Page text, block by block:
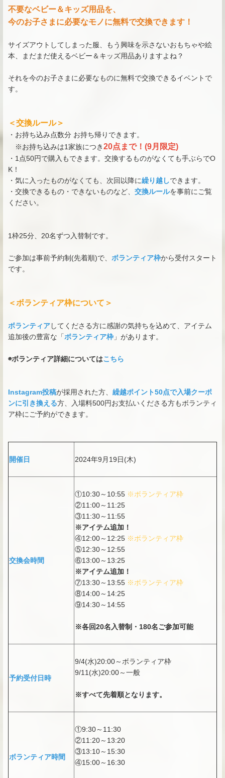
不要なベビー＆キッズ用品を、
今のお子さまに必要なモノに無料で交換できます！
サイズアウトしてしまった服、もう興味を示さないおもちゃや絵
本、まだまだ使えるベビー＆キッズ用品ありますよね？
それを今のお子さまに必要なものに無料で交換できるイベントで
す。
＜交換ルール＞
・お持ち込み点数分 お持ち帰りできます。
※お持ち込みは1家族につき20点まで！(9月限定)
・1点50円で購入もできます。交換するものがなくても手ぶらでO
K！
・気に入ったものがなくても、次回以降に繰り越しできます。
・交換できるもの・できないものなど、 交換ルールを事前にご覧
ください。
1枠25分、20名ずつ入替制です。
ご参加は事前予約制(先着順)で、 ボランティア枠から受付スタート
です。
＜ボランティア枠について＞
ボランティアしてくださる方に感謝の気持ちを込めて、アイテム
追加後の豊富な「ボランティア枠 」があります。
◉ボランティア詳細についてはこちら
Instagram投稿が採用された方、 繰越ポイント50点で入場クーポ
ンに引き換える方、入場料500円お支払いくださる方もボランティ
ア枠にご予約ができます。
開催日 2024年9月19日(木)
交換会時間
①10:30～10:55 ※ボランティア枠
②11:00～11:25
③11:30～11:55
※アイテム追加！
④12:00～12:25 ※ボランティア枠
⑤12:30～12:55
⑥13:00～13:25
※アイテム追加！
⑦13:30～13:55 ※ボランティア枠
⑧14:00～14:25
⑨14:30～14:55
※各回20名入替制・180名ご参加可能
予約受付日時
9/4(水)20:00～ボランティア枠
9/11(水)20:00～一般
※すべて先着順となります。
ボランティア時間
①9:30～11:30
②11:20～13:20
③13:10～15:30
④15:00～16:30